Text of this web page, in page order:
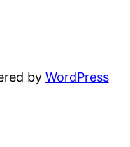
by WordPress